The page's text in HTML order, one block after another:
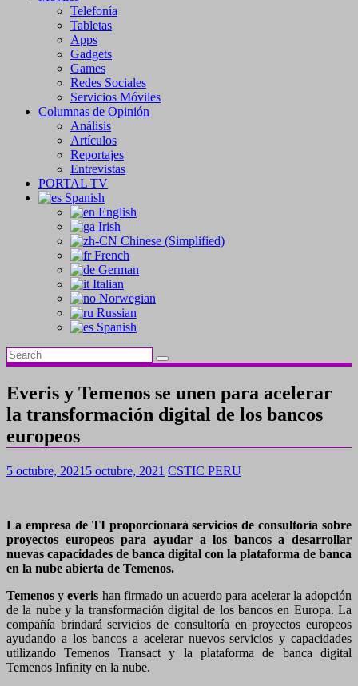
Telefonía
Tabletas
Apps
Gadgets
Games
Redes Sociales
Servicios Móviles
Columnas de Opinión
Análisis
Artículos
Reportajes
Entrevistas
PORTAL TV
Spanish
English
Irish
Chinese (Simplified)
French
German
Italian
Norwegian
Russian
Spanish
Everis y Temenos se unen para acelerar
la transformación digital de los bancos
europeos
5 octubre, 2021 5 octubre, 2021 CSTIC PERU
La empresa de TI proporcionará servicios de consultoría sobre
proyectos europeos para ayudar a los bancos a desarrollar
nuevas capacidades de banca digital con la plataforma de banca
en la nube abierta de Temenos.
Temenos yeveris han firmado un acuerdo para acelerar la adopción
de la nube y la transformación digital de los bancos en Europa. La
compañía brindará servicios de consultoría en proyectos europeos
ayudando a los bancos a acelerar nuevos servicios y capacidades
utilizando Temenos Transact y la plataforma de banca digital
Temenos Infinity en la nube.